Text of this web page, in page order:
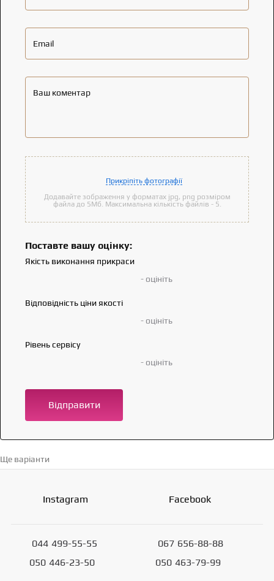
Email
Ваш коментар
Прикріпіть фотографії
Додавайте зображення у форматах jpg, png розміром
файла до 5Мб. Максимальна кількість файлів - 5.
Поставте вашу оцінку:
Якість виконання прикраси
- оцініть
Відповідність ціни якості
- оцініть
Рівень сервісу
- оцініть
Відправити
Ще варіанти
Instagram Facebook
044 499-55-55
050 446-23-50
067 656-88-88
050 463-79-99